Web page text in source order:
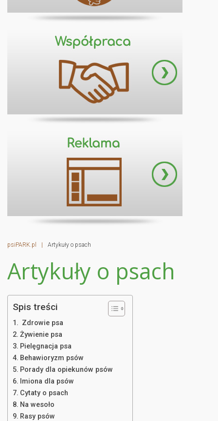
psiPARK.pl | Artykuły o psach
Artykuły o psach
Spis treści
Zdrowie psa
Żywienie psa
Pielęgnacja psa
Behawioryzm psów
Porady dla opiekunów psów
Imiona dla psów
Cytaty o psach
Na wesoło
Rasy psów